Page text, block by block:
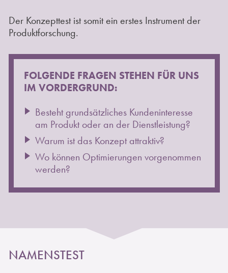
Der Konzepttest ist somit ein erstes Instrument der
Produktforschung.
FOLGENDE FRAGEN STEHEN FÜR UNS
IM VORDERGRUND:
Besteht grundsätzliches Kundeninteresse
am Produkt oder an der Dienstleistung?
Warum ist das Konzept attraktiv?
Wo können Optimierungen vorgenommen
werden?
NAMENSTEST